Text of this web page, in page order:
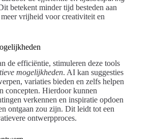
betekent minder tijd besteden aan
vrijheid voor creativiteit en
de efficiëntie, stimuleren deze tools
mogelijkheden. AI kan suggesties
variaties bieden en zelfs helpen
concepten. Hierdoor kunnen
verkennen en inspiratie opdoen
ontgaan zou zijn. Dit leidt tot een
ontwerpproces.